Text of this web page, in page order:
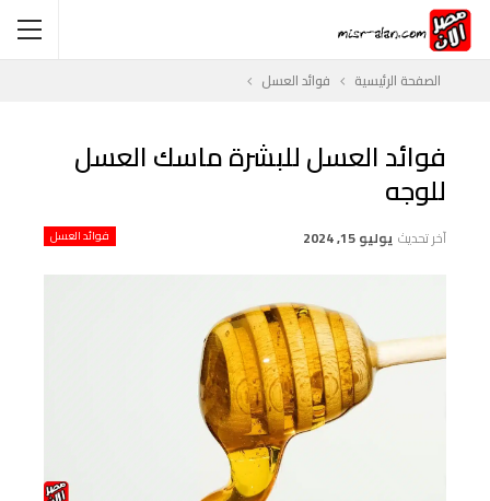
الصفحة الرئيسية فوائد العسل
فوائد العسل للبشرة ماسك العسل
للوجه
فوائد العسل آخر تحديث يوليو 15, 2024